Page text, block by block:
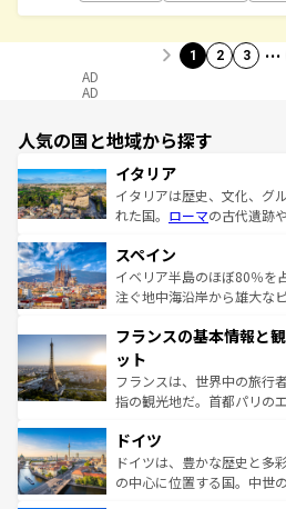
1 2 3 …
AD
AD
人気の国と地域から探す
イタリア
イタリアは歴史、文化、グ
れた国。 ローマの古代遺跡
ろん、トスカーナの美しい
景など、自然景観も見逃せ
ピザやパスタなど、絶品の
ませてくれるイタリアで、
なお、新着のイタリア情報は
しい。
スペイン
イベリア半島のほぼ80％を
注ぐ地中海沿岸から雄大な
文化が根付くこの国では、
れる闘牛、そして美味しい
る。首都マドリードの洗練
アートに溢れた街角から、
せる。地方によって風土や
ンテンツ一覧を参照してほ
フランスの基本情報と
ット
フランスは、世界中の旅行
指の観光地だ。首都パリの
で、幅広い魅力が詰まって
聖堂、美しいビーチ、そし
から魅了する。また、フラ
ドイツ
ドイツは、豊かな歴史と多
の中心に位置する国。中世